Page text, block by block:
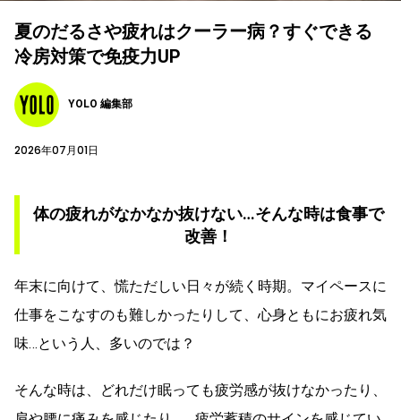
夏のだるさや疲れはクーラー病？すぐできる
冷房対策で免疫力UP
YOLO 編集部
2026年07月01日
体の疲れがなかなか抜けない…そんな時は食事で
改善！
年末に向けて、慌ただしい日々が続く時期。マイペースに
仕事をこなすのも難しかったりして、心身ともにお疲れ気
味…という人、多いのでは？
そんな時は、どれだけ眠っても疲労感が抜けなかったり、